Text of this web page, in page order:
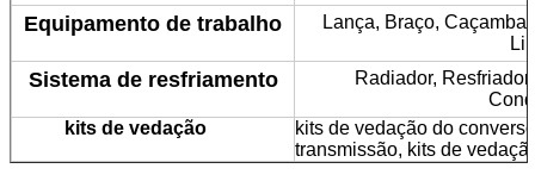
Equipamento de trabalho
Lança, Braço,
Sistema de resfriamento
Radiador,
kits de vedação
kits de vedação do
transmissão, kits de